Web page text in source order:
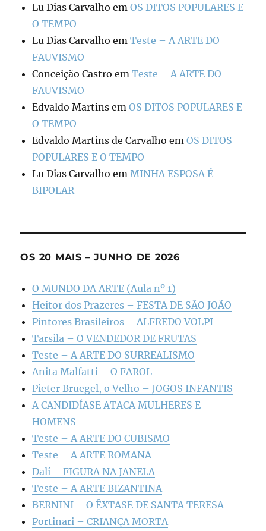
Lu Dias Carvalho emOS DITOS POPULARES E
O TEMPO
Lu Dias Carvalho emTeste – A ARTE DO
FAUVISMO
Conceição Castro emTeste – A ARTE DO
FAUVISMO
Edvaldo Martins emOS DITOS POPULARES E
O TEMPO
Edvaldo Martins de Carvalho emOS DITOS
POPULARES E O TEMPO
Lu Dias Carvalho em MINHA ESPOSA É
BIPOLAR
OS 20 MAIS – JUNHO DE 2026
O MUNDO DA ARTE (Aula nº 1)
Heitor dos Prazeres – FESTA DE SÃO JOÃO
Pintores Brasileiros – ALFREDO VOLPI
Tarsila – O VENDEDOR DE FRUTAS
Teste – A ARTE DO SURREALISMO
Anita Malfatti – O FAROL
Pieter Bruegel, o Velho – JOGOS INFANTIS
A CANDIDÍASE ATACA MULHERES E
HOMENS
Teste – A ARTE DO CUBISMO
Teste – A ARTE ROMANA
Dalí – FIGURA NA JANELA
Teste – A ARTE BIZANTINA
BERNINI – O ÊXTASE DE SANTA TERESA
Portinari – CRIANÇA MORTA